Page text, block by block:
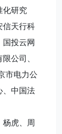
化研究
信天行科
投云网
公司、
市电力公
、中国法
虎、周